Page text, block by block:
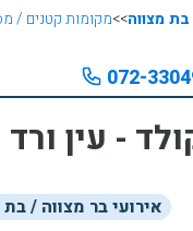
מצווה>>מקומות קטנים /
072-
- עין ורד
אירועי בר מצווה / בת